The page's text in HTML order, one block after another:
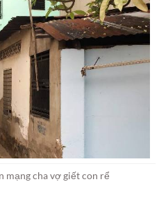
mạng cha vợ giết con rể